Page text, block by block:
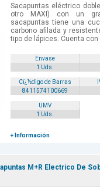
Sacapuntas eléctrico
otro MAXI) con un
sacapuntas tiene una
carbono afilada y
tipo de lápices. Cuenta con
Envase
1 Uds.
Cï¿½digo de Barras
8411574100669
UMV
1 Uds.
+ Información
M+R Electrico De